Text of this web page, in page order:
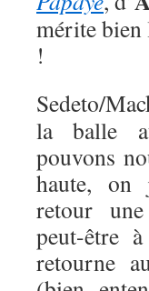
mérite bien
!
Sedeto/
la balle
pouvons
haute, on
retour
peut-être
retourne